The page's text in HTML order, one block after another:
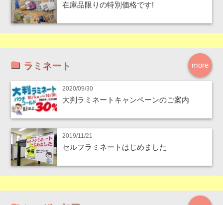
在庫品限りの特別価格です!
more
ラミネート
2020/09/30
大判ラミネートキャンペーンのご案内
2019/11/21
セルフラミネートはじめました